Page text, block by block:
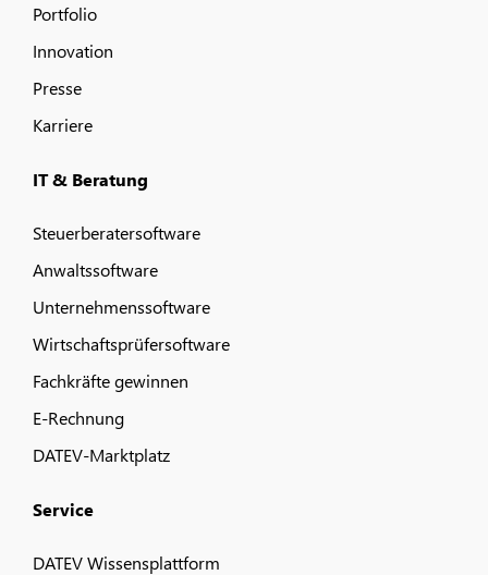
Portfolio
Innovation
Presse
Karriere
IT & Beratung
Steuerberatersoftware
Anwaltssoftware
Unternehmenssoftware
Wirtschaftsprüfersoftware
Fachkräfte gewinnen
E-Rechnung
DATEV-Marktplatz
Service
DATEV Wissensplattform